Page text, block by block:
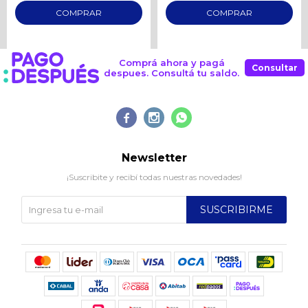
Comprá ahora y pagá
despues. Consultá tu saldo.
Consultar
  
Newsletter
¡Suscribite y recibí todas nuestras novedades!
SUSCRIBIRME